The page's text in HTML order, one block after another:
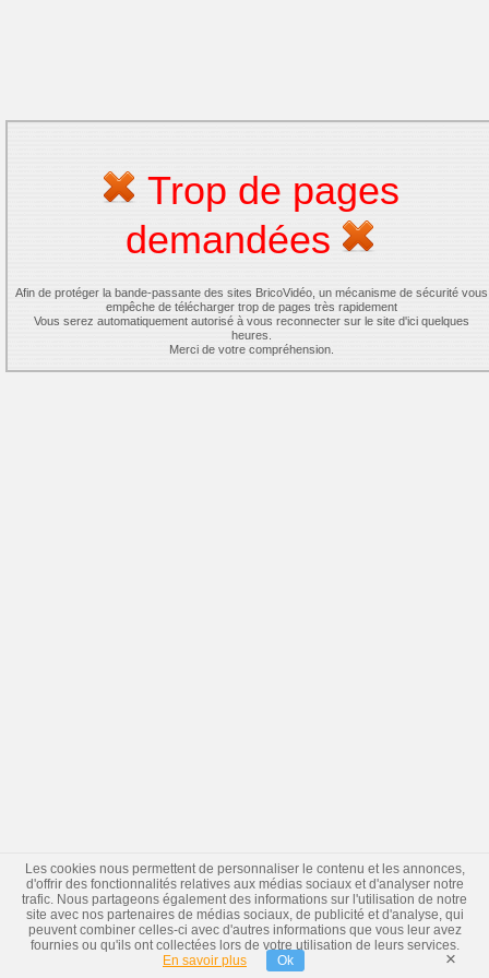
Trop de pages
demandées
Afin de protéger la bande-passante des sites BricoVidéo, un mécanisme de sécurité vous
empêche de télécharger trop de pages très rapidement
Vous serez automatiquement autorisé à vous reconnecter sur le site d'ici quelques
heures.
Merci de votre compréhension.
Les cookies nous permettent de personnaliser le contenu et les annonces,
d'offrir des fonctionnalités relatives aux médias sociaux et d'analyser notre
trafic. Nous partageons également des informations sur l'utilisation de notre
site avec nos partenaires de médias sociaux, de publicité et d'analyse, qui
peuvent combiner celles-ci avec d'autres informations que vous leur avez
fournies ou qu'ils ont collectées lors de votre utilisation de leurs services.
En savoir plus
Ok ×